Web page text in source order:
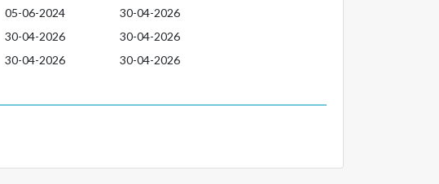
05-06-2024
30-04-2026
30-04-2026
30-04-2026
30-04-2026 30-04-2026